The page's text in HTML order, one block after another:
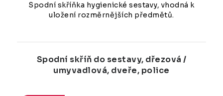
Spodní skříňka hygienické sestavy, vhodná k
uložení rozměrnějších předmětů.
Spodní skříň do sestavy, dřezová /
umyvadlová, dveře, police